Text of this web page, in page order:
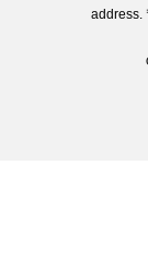
address.